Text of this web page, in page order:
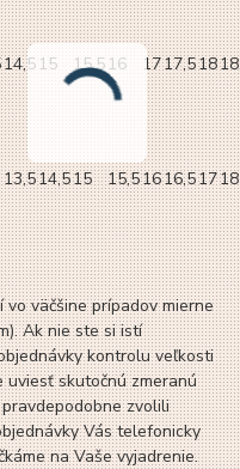
14,5 15 15,5 16 1717,518
13,514,515 15,51616,51718
väčšine prípadov mierne
Ak nie ste si istí
kontrolu veľkosti
uviesť skutočnú zmeranú
zvolili
Vás telefonicky
na Vaše vyjadrenie.